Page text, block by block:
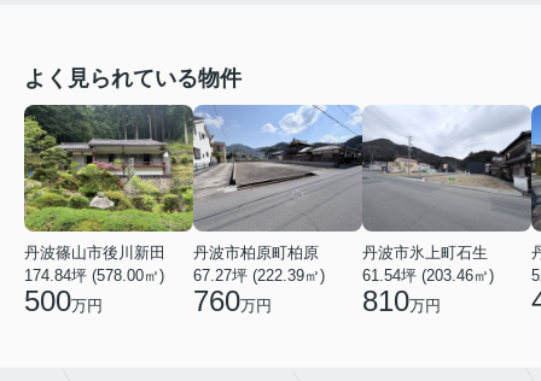
よく見られている物件
丹波篠山市後川新田
174.84坪 (578.00㎡)
500万円
丹波市柏原町柏原
67.27坪 (222.39㎡)
760万円
丹波市氷上町石生
61.54坪 (203.46㎡)
810万円